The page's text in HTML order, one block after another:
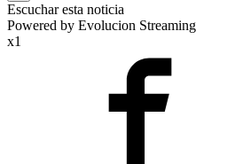
Escuchar esta noticia
Powered by Evolucion Streaming
x1